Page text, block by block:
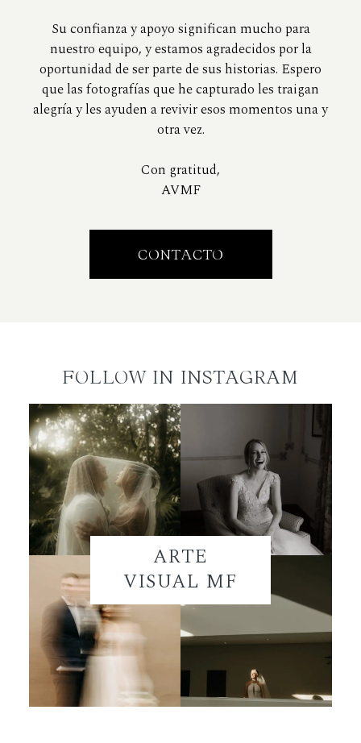
Su confianza y apoyo significan mucho para
nuestro equipo, y estamos agradecidos por la
oportunidad de ser parte de sus historias. Espero
que las fotografías que he capturado les traigan
alegría y les ayuden a revivir esos momentos una y
otra vez.
Con gratitud,
AVMF
CONTACTO
FOLLOW IN INSTAGRAM
ARTE
VISUAL MF